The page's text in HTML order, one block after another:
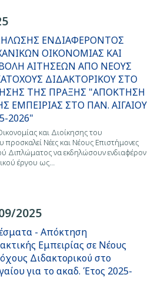
ΕΝΔΙΑΦΕΡΟΝΤΟΣ
ΟΙΚΟΝΟΜΙΑΣ ΚΑΙ
ΑΙΤΗΣΕΩΝ ΑΠΟ ΝΕΟΥΣ
ΔΙΔΑΚΤΟΡΙΚΟΥ ΣΤΟ
ΤΗΣ ΠΡΑΞΗΣ "ΑΠΟΚΤΗΣΗ
ΕΜΠΕΙΡΙΑΣ ΣΤΟ ΠΑΝ. ΑΙΓΑΙΟΥ
2026"
και Διοίκησης του
προσκαλεί Νέες και Νέους Επιστήμονες
Διπλώματος να εκδηλώσουν ενδιαφέρον
έργου ως…
2025
- Απόκτηση
Εμπειρίας σε Νέους
Διδακτορικού στο
για το ακαδ. Έτος 2025-